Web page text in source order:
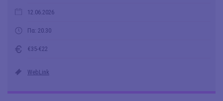
12.06.2026
Πα: 20.30
€35-€22
WebLink